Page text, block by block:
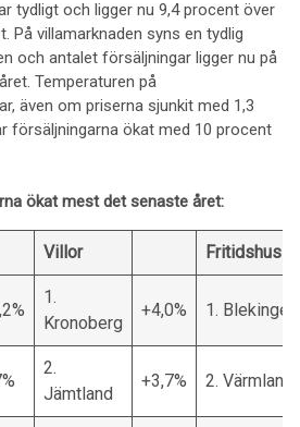
tydligt och ligger nu 9,4 procent över
På villamarknaden syns en tydlig
och antalet försäljningar ligger nu på
Temperaturen på
även om priserna sjunkit med 1,3
försäljningarna ökat med 10 procent
ökat mest det senaste året:
Villor Fritidshus
1.
Kronoberg
+4,0% 1. Blekinge
2.
Jämtland
+3,7% 2. Värmland